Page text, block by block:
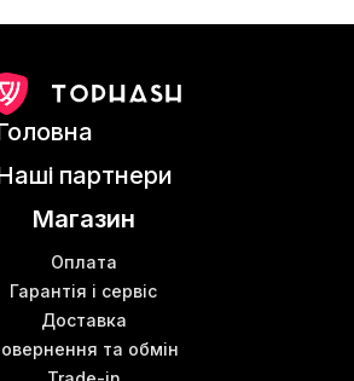
партнери
Магазин
Оплата
Гарантія і сервіс
Доставка
та обмін